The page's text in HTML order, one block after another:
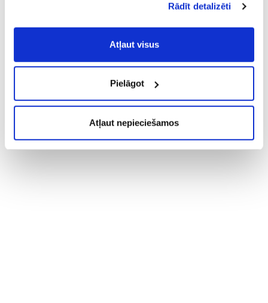
Vispārīgiem vietnes lietošanas
noteikumiem(saīsināti - VVLN).
Rādīt detalizēti
Atļaut visus
Pielāgot
Atļaut nepieciešamos